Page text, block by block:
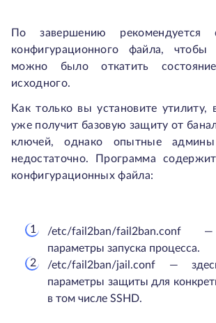
По завершению рекомендуется
конфигурационного файла,
можно было откатить
исходного.
Как только вы установите утилиту,
уже получит базовую защиту от
ключей, однако опытные
недостаточно. Программа
конфигурационных файла:
/etc/fail2ban/fail2ban.conf
параметры запуска процесса.
/etc/fail2ban/jail.conf —
параметры защиты для
в том числе SSHD.